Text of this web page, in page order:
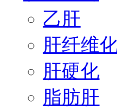
乙肝
肝纤维
肝硬化
脂肪肝